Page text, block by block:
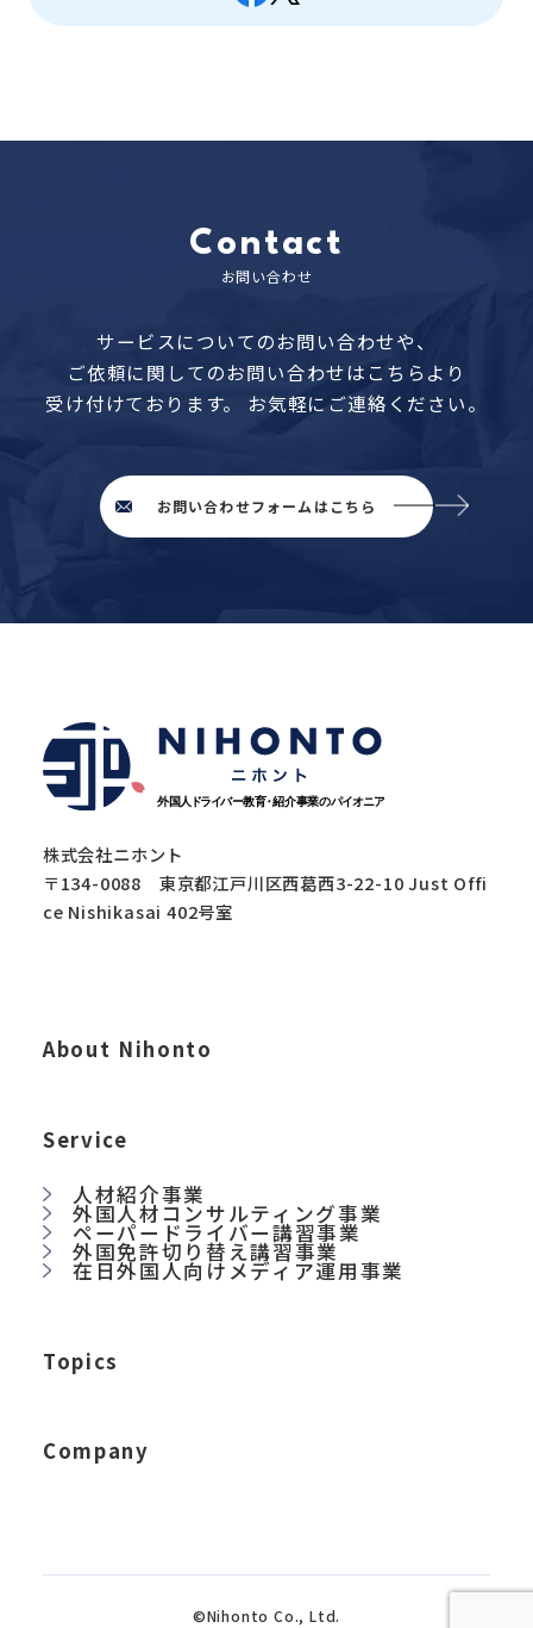
Contact
お問い合わせ
サービスについてのお問い合わせや、
ご依頼に関してのお問い合わせはこちらより
受け付けております。
お気軽にご連絡ください。
お問い合わせフォームはこちら
株式会社ニホント
〒134-0088 東京都江戸川区西葛西3-22-10 Just Offi
ce Nishikasai 402号室
About Nihonto
Service
人材紹介事業
外国人材コンサルティング事業
ペーパードライバー講習事業
外国免許切り替え講習事業
在日外国人向けメディア運用事業
Topics
Company
©Nihonto Co., Ltd.